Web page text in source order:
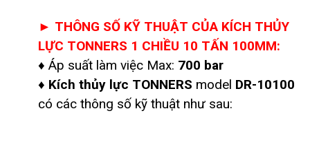
► THÔNG SỐ KỸ THUẬT CỦA KÍCH THỦY
LỰC TONNERS 1 CHIỀU 10 TẤN 100MM:
♦ Áp suất làm việc Max: 700 bar
♦ Kích thủy lực TONNERS model DR-10100
có các thông số kỹ thuật như sau: